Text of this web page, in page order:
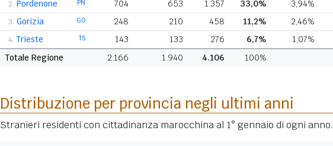
2. PN
Pordenone 704 653 1.357 33,0% 3,94%
3. GO
Gorizia 248 210 458 11,2% 2,46%
4. TS
Trieste 143 133 276 6,7% 1,07%
Totale Regione
2.166 1.940 4.106 100%
Distribuzione per provincia negli ultimi anni
Stranieri residenti con cittadinanza marocchina al 1° gennaio di ogni anno.